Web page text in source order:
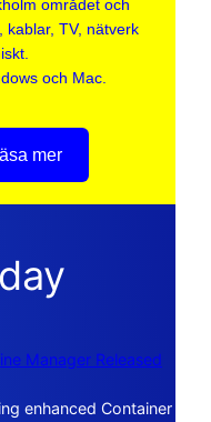
området och
kablar, TV, nätverk
och Mac.
mer
Manager Released
enhanced Container